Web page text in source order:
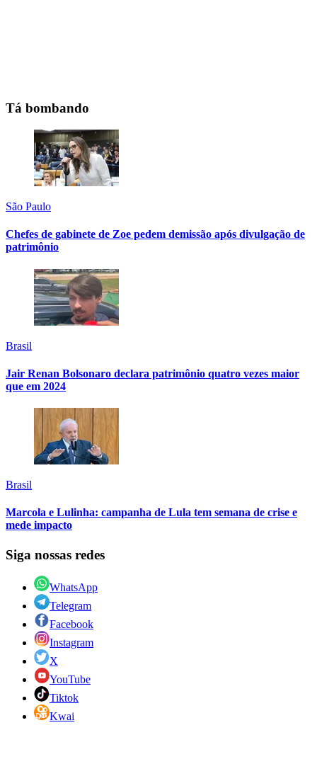
Tá bombando
São Paulo
Chefes de gabinete de Zoe pedem demissão após divulgação de
patrimônio
Brasil
Jair Renan Bolsonaro declara patrimônio quatro vezes maior
que em 2024
Brasil
Marcola e Lulinha: campanha de Lula tem semana de crise e
mede impacto
Siga nossas redes
WhatsApp
Telegram
Facebook
Instagram
X
YouTube
Tiktok
Kwai